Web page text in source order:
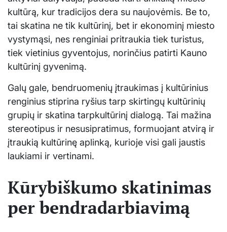
kultūrą, kur tradicijos dera su naujovėmis. Be to,
tai skatina ne tik kultūrinį, bet ir ekonominį miesto
vystymąsi, nes renginiai pritraukia tiek turistus,
tiek vietinius gyventojus, norinčius patirti Kauno
kultūrinį gyvenimą.
Galų gale, bendruomenių įtraukimas į kultūrinius
renginius stiprina ryšius tarp skirtingų kultūrinių
grupių ir skatina tarpkultūrinį dialogą. Tai mažina
stereotipus ir nesusipratimus, formuojant atvirą ir
įtraukią kultūrinę aplinką, kurioje visi gali jaustis
laukiami ir vertinami.
Kūrybiškumo skatinimas
per bendradarbiavimą